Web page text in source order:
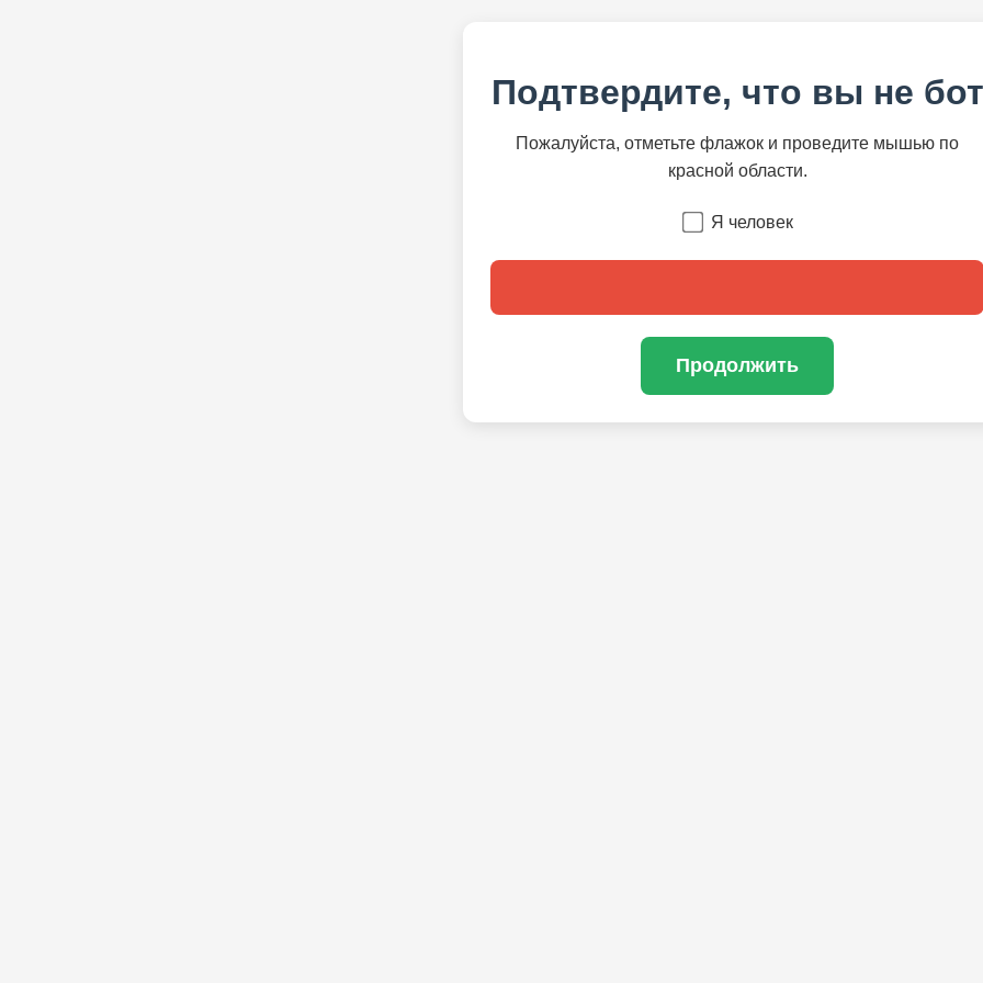
Подтвердите, что вы не бот
Пожалуйста, отметьте флажок и проведите мышью по
красной области.
Я человек
Продолжить